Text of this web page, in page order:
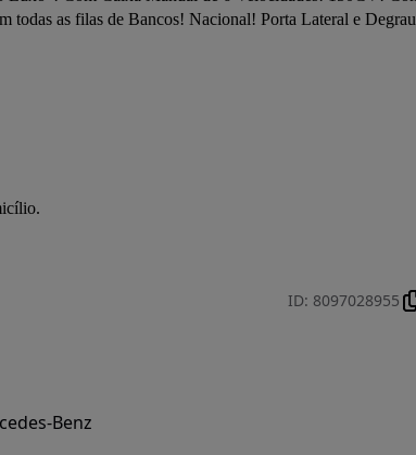
todas as filas de Bancos! Nacional! Porta Lateral e Degrau
ID: 8097028955
Benz